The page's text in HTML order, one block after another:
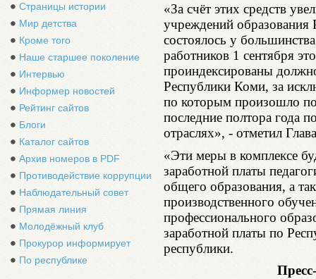
Страницы истории
Мир детства
Кроме того
Наше старшее поколение
Интервью
Информер новостей
Рейтинг сайтов
Блоги
Каталог сайтов
Архив номеров в PDF
Противодействие коррупции
Наблюдательный совет
Прямая линия
Молодёжный клуб
Прокурор информирует
По республике
«За счёт этих средств
учреждений
состоялось у
работников 1 сентября
проиндексированы
Республики Коми, за
по которым произошло
последние полтора года
отраслях», - отметил
«Эти меры в комплексе
заработной платы
общего образования, а
производственного
профессионального
заработной платы по
республики.